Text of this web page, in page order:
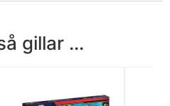
gillar ...